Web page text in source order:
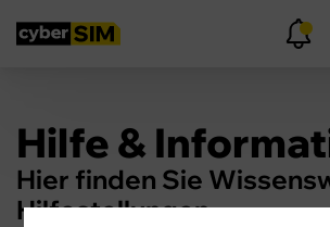
Hilfe &
Hier finden Sie
Hilfestellungen.